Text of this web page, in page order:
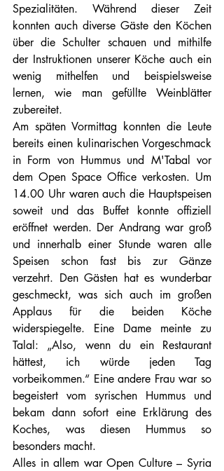
Spezialitäten. Während dieser Zeit
konnten auch diverse Gäste den Köchen
über die Schulter schauen und mithilfe
der Instruktionen unserer Köche auch ein
wenig mithelfen und beispielsweise
lernen, wie man gefüllte Weinblätter
zubereitet.
Am späten Vormittag konnten die Leute
bereits einen kulinarischen Vorgeschmack
in Form von Hummus und M'Tabal vor
dem Open Space Office verkosten. Um
14.00 Uhr waren auch die Hauptspeisen
soweit und das Buffet konnte offiziell
eröffnet werden. Der Andrang war groß
und innerhalb einer Stunde waren alle
Speisen schon fast bis zur Gänze
verzehrt. Den Gästen hat es wunderbar
geschmeckt, was sich auch im großen
Applaus für die beiden Köche
widerspiegelte. Eine Dame meinte zu
Talal: „Also, wenn du ein Restaurant
hättest, ich würde jeden Tag
vorbeikommen.“ Eine andere Frau war so
begeistert vom syrischen Hummus und
bekam dann sofort eine Erklärung des
Koches, was diesen Hummus so
besonders macht.
Alles in allem war Open Culture – Syria